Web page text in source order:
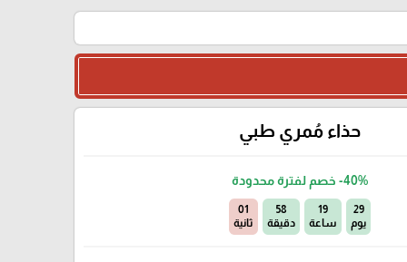
حذاء مُمري طبي
-40%خصم لفترة محدودة
29
يوم
19
ساعة
58
دقيقة
00
ثانية